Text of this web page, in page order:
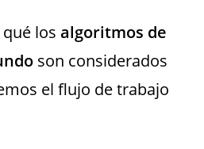
qué losalgoritmos de
son considerados
el flujo de trabajo